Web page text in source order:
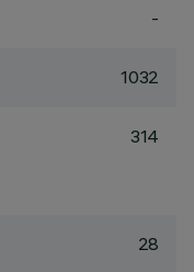
-
1032
314
28